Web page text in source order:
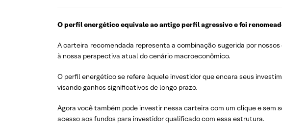
O perfil energético equivale ao antigo perfil agressivo e foi
A carteira recomendada representa a combinação sugerida por
à nossa perspectiva atual do cenário macroeconômico.
O perfil energético se refere àquele investidor que encara seus
visando ganhos significativos de longo prazo.
Agora você também pode investir nessa carteira com um clique e sem
acesso aos fundos para investidor qualificado com essa estrutura.